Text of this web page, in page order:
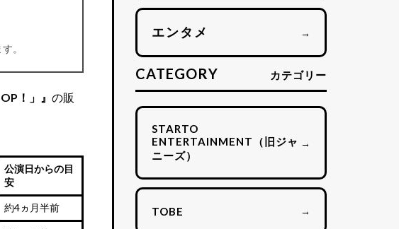
。
！」』 の販
公演日からの目
安
約4ヵ月半前
エンタメ →
CATEGORY カテゴリー
STARTO
ENTERTAINMENT（旧ジャ
ニーズ）
→
TOBE →